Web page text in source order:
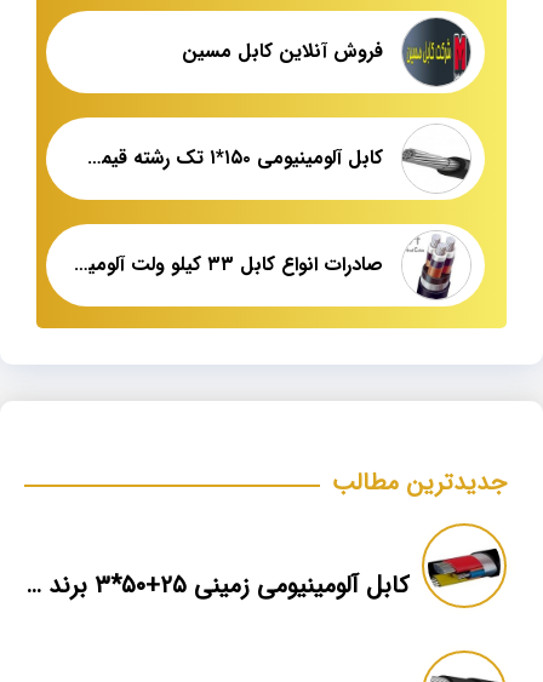
فروش آنلاین کابل مسین
کابل آلومینیومی ۱۵۰*۱ تک رشته قیمت عمده
صادرات انواع کابل ۳۳ کیلو ولت آلومینیومی
جدیدترین مطالب
کابل آلومینیومی زمینی ۲۵+۵۰*۳ برند ماهان